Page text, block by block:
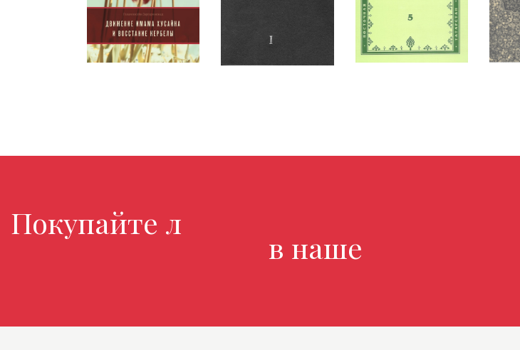
Покупайте любимые книги
в нашем магазине